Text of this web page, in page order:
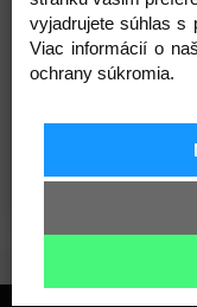
životnému
ako dubový list.
pravidelné tvary,
viac ako 70 farieb.
vyjadrujete súhlas s
Viac informácií o
ochrany súkromia.